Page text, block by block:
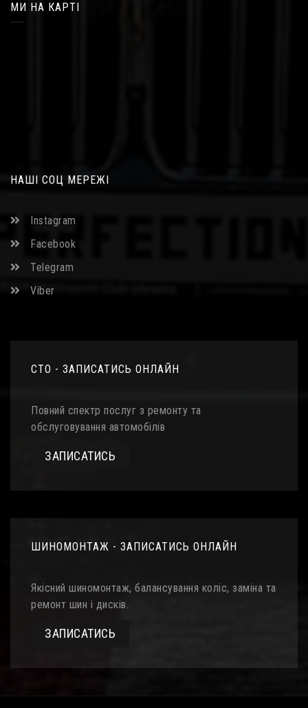
МИ НА КАРТІ
НАШІ СОЦ МЕРЕЖІ
Instagram
Facebook
Telegram
Viber
СТО - ЗАПИСАТИСЬ ОНЛАЙН
Повний спектр послуг з ремонту та
обслуговування автомобілів
ЗАПИСАТИСЬ
ШИНОМОНТАЖ - ЗАПИСАТИСЬ ОНЛАЙН
Якісний шиномонтаж, балансування коліс, заміна та
ремонт шин і дисків.
ЗАПИСАТИСЬ